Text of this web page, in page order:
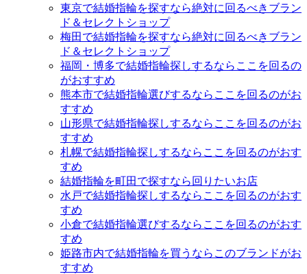
東京で結婚指輪を探すなら絶対に回るべきブラン
ド＆セレクトショップ
梅田で結婚指輪を探すなら絶対に回るべきブラン
ド＆セレクトショップ
福岡・博多で結婚指輪探しするならここを回るの
がおすすめ
熊本市で結婚指輪選びするならここを回るのがお
すすめ
山形県で結婚指輪探しするならここを回るのがお
すすめ
札幌で結婚指輪探しするならここを回るのがおす
すめ
結婚指輪を町田で探すなら回りたいお店
水戸で結婚指輪探しするならここを回るのがおす
すめ
小倉で結婚指輪選びするならここを回るのがおす
すめ
姫路市内で結婚指輪を買うならこのブランドがお
すすめ